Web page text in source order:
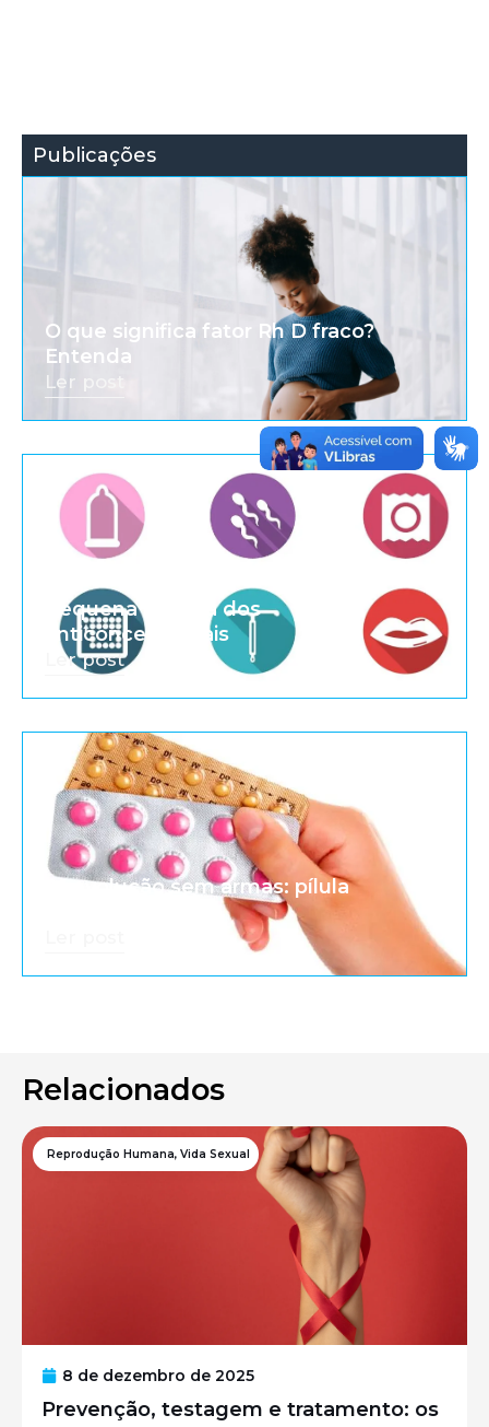
Publicações
O que significa fator Rh D fraco?
Entenda
Ler post
Pequena história dos
anticoncepcionais
Ler post
A revolução sem armas: pílula
Relacionados
Reprodução Humana, Vida Sexual
8 de dezembro de 2025
Prevenção, testagem e tratamento: os